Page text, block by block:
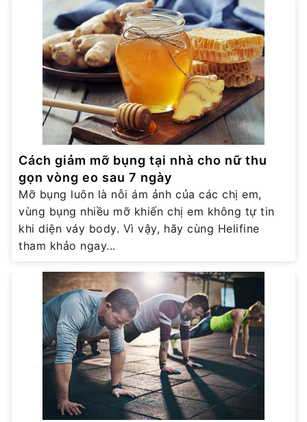
Cách giảm mỡ bụng tại nhà cho nữ thu
gọn vòng eo sau 7 ngày
Mỡ bụng luôn là nỗi ám ảnh của các chị em,
vùng bụng nhiều mỡ khiến chị em không tự tin
khi diện váy body. Vì vậy, hãy cùng Helifine
tham khảo ngay...